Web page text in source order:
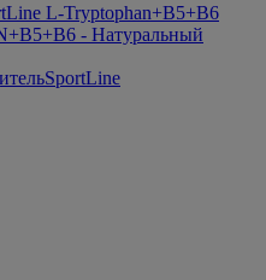
L-Tryptophan+B5+B6
- Натуральный
SportLine